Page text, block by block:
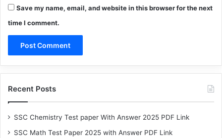
Save my name, email, and website in this browser for the next
time I comment.
Recent Posts
SSC Chemistry Test paper With Answer 2025 PDF Link
SSC Math Test Paper 2025 with Answer PDF Link